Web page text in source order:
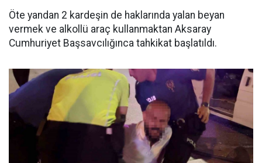
Öte yandan 2 kardeşin de haklarında yalan beyan
vermek ve alkollü araç kullanmaktan Aksaray
Cumhuriyet Başsavcılığınca tahkikat başlatıldı.